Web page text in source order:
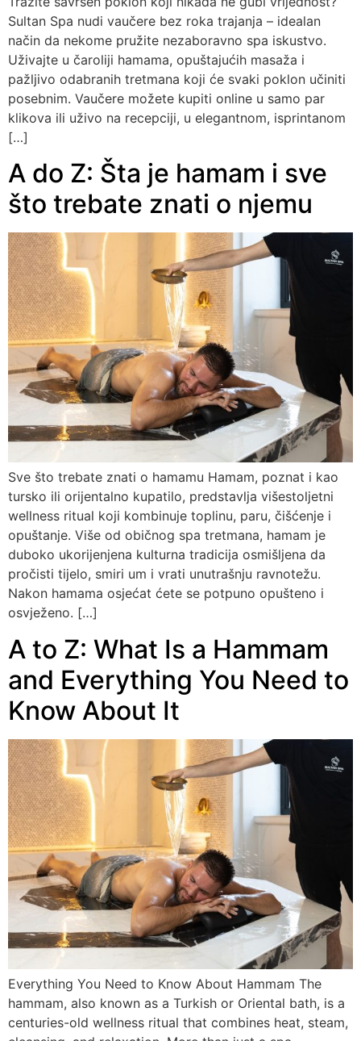
Sultan Spa nudi vaučere bez roka trajanja – idealan
način da nekome pružite nezaboravno spa iskustvo.
Uživajte u čaroliji hamama, opuštajućih masaža i
pažljivo odabranih tretmana koji će svaki poklon učiniti
posebnim. Vaučere možete kupiti online u samo par
klikova ili uživo na recepciji, u elegantnom, isprintanom
[…]
A do Z: Šta je hamam i sve
što trebate znati o njemu
Sve što trebate znati o hamamu Hamam, poznat i kao
tursko ili orijentalno kupatilo, predstavlja višestoljetni
wellness ritual koji kombinuje toplinu, paru, čišćenje i
opuštanje. Više od običnog spa tretmana, hamam je
duboko ukorijenjena kulturna tradicija osmišljena da
pročisti tijelo, smiri um i vrati unutrašnju ravnotežu.
Nakon hamama osjećat ćete se potpuno opušteno i
osvježeno. […]
A to Z: What Is a Hammam
and Everything You Need to
Know About It
Everything You Need to Know About Hammam The
hammam, also known as a Turkish or Oriental bath, is a
centuries-old wellness ritual that combines heat, steam,